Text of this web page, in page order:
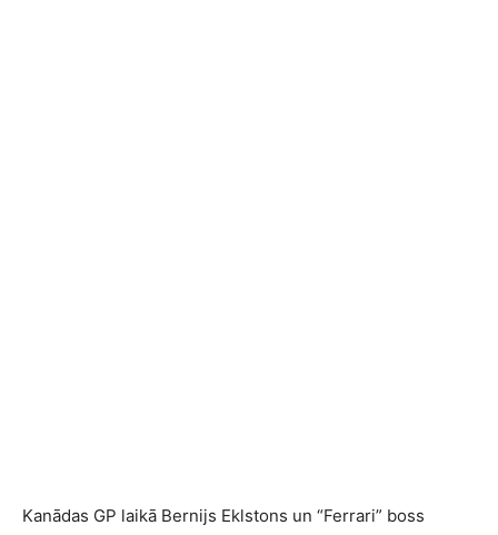
Kanādas GP laikā Bernijs Eklstons un “Ferrari” boss